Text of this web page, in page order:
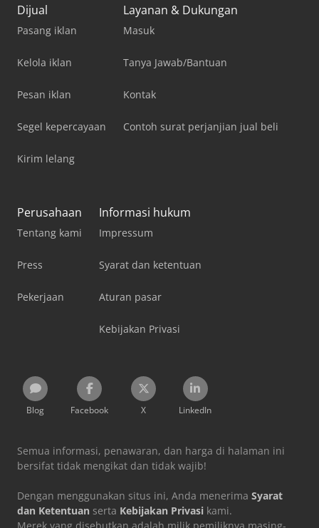
Dijual
Pasang iklan
Kelola iklan
Pesan iklan
Segel kepercayaan
Kirim lelang
Layanan & Dukungan
Masuk
Tanya Jawab/Bantuan
Kontak
Contoh surat perjanjian jual beli
Perusahaan
Tentang kami
Press
Pekerjaan
Informasi hukum
Impressum
Syarat dan ketentuan
Aturan pasar
Kebijakan Privasi
Blog Facebook X LinkedIn
Semua informasi, penawaran, dan harga di halaman ini
bersifat tidak mengikat dan tidak wajib!
Dengan menggunakan situs ini, Anda menerima Syarat
dan Ketentuan serta Kebijakan Privasi kami.